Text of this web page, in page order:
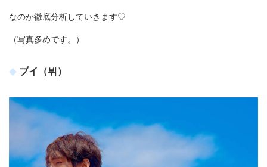
なのか徹底分析していきます♡
（写真多めです。）
ブイ（뷔）